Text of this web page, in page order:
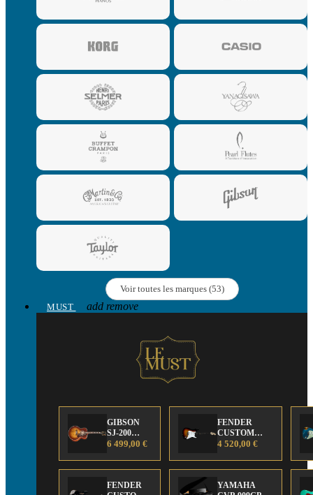
Voir toutes les marques (53)
MUST
add remove
GIBSON
SJ-200
Anniversary
Edition
6 499,00 €
FENDER
CUSTOM
SHOP Strat 63'
4 520,00 €
FENDER
YAMAHA